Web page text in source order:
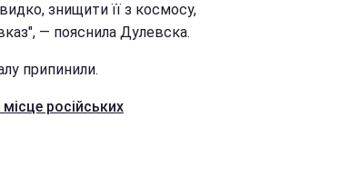
знищити її з космосу,
— пояснила Дулевска.
припинили.
російських